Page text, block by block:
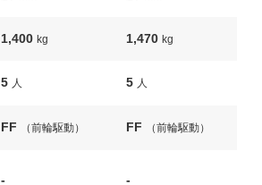
1,400 kg 1,470 kg
5 人 5 人
FF （前輪駆動） FF （前輪駆動）
- -